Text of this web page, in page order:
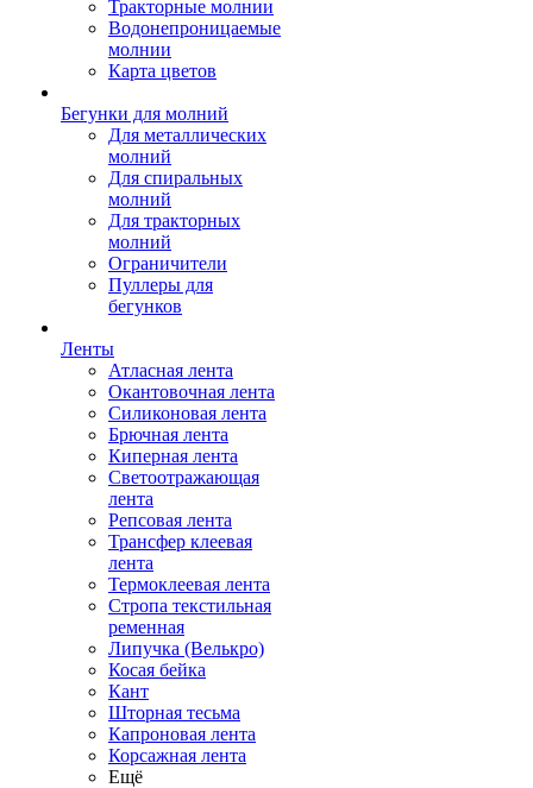
Тракторные молнии
Водонепроницаемые
молнии
Карта цветов
Бегунки для молний
Для металлических
молний
Для спиральных
молний
Для тракторных
молний
Ограничители
Пуллеры для
бегунков
Ленты
Атласная лента
Окантовочная лента
Силиконовая лента
Брючная лента
Киперная лента
Светоотражающая
лента
Репсовая лента
Трансфер клеевая
лента
Термоклеевая лента
Стропа текстильная
ременная
Липучка (Велькро)
Косая бейка
Кант
Шторная тесьма
Капроновая лента
Корсажная лента
Ещё